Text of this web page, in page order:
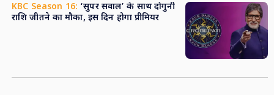
KBC Season 16: ‘सुपर सवाल’ के साथ दोगुनी
राशि जीतने का मौका, इस दिन होगा प्रीमियर